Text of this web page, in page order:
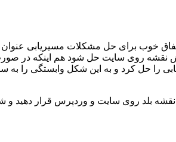
خوب برای حل مشکلات مسیریابی عنوان
روی سایت حل شود هم اینکه در صورت
را حل کرد و به این شکل وابستگی را
بلد روی سایت و وردپرس قرار دهید و